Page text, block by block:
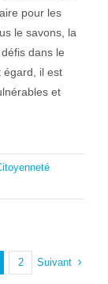
pour les
le savons, la
dans le
égard, il est
et
2 Suivant